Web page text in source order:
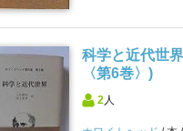
科学と近代世
〈第6巻〉)
2人